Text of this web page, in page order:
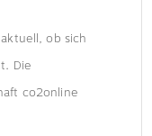
ob sich
Die
co2online